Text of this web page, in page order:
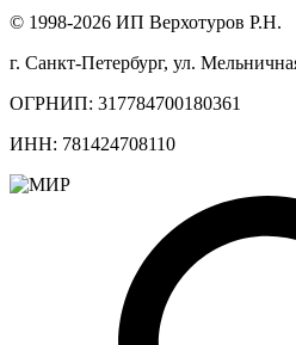
© 1998-2026 ИП Верхотуров Р.Н.
г. Санкт-Петербург, ул.
ОГРНИП: 317784700180361
ИНН: 781424708110